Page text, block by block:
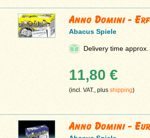
Anno Domini -
Abacus Spiele
Delivery time approx.
11,80 €
(incl. VAT., plusshipping)
Anno Domini -